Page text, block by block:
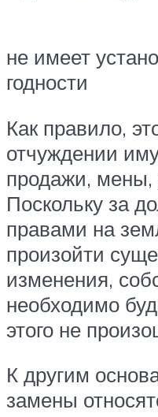
не имеет
годности
Как правило,
отчуждении
продажи, мены,
Поскольку за
правами на
произойти
изменения,
необходимо
этого не
К другим
замены